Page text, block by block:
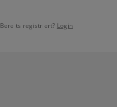
Bereits registriert? Login